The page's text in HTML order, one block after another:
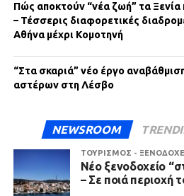
Πώς αποκτούν “νέα ζωή” τα Ξενία
– Τέσσερις διαφορετικές
Αθήνα μέχρι Κομοτηνή
“Στα σκαριά” νέο έργο
αστέρων στη Λέσβο
NEWSROOM
ΤΟΥΡΙΣΜΟΣ -
Νέο ξενοδοχείο
– Σε ποιά περιοχή